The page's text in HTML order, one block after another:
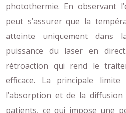
photothermie. En observant
peut s’assurer que la
atteinte uniquement dans
puissance du laser en
rétroaction qui rend le
efficace. La principale
l’absorption et de la
patients, ce qui impose une